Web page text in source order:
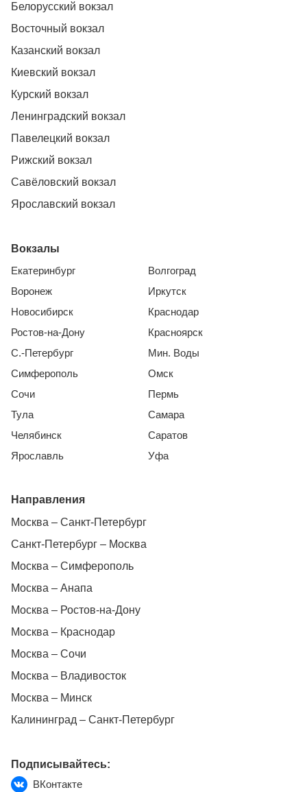
Белорусский вокзал
Восточный вокзал
Казанский вокзал
Киевский вокзал
Курский вокзал
Ленинградский вокзал
Павелецкий вокзал
Рижский вокзал
Савёловский вокзал
Ярославский вокзал
Вокзалы
Екатеринбург
Воронеж
Новосибирск
Ростов-на-Дону
С.-Петербург
Симферополь
Сочи
Тула
Челябинск
Ярославль
Волгоград
Иркутск
Краснодар
Красноярск
Мин. Воды
Омск
Пермь
Самара
Саратов
Уфа
Направления
Москва – Санкт-Петербург
Санкт-Петербург – Москва
Москва – Симферополь
Москва – Анапа
Москва – Ростов-на-Дону
Москва – Краснодар
Москва – Сочи
Москва – Владивосток
Москва – Минск
Калининград – Санкт-Петербург
Подписывайтесь:
ВКонтакте